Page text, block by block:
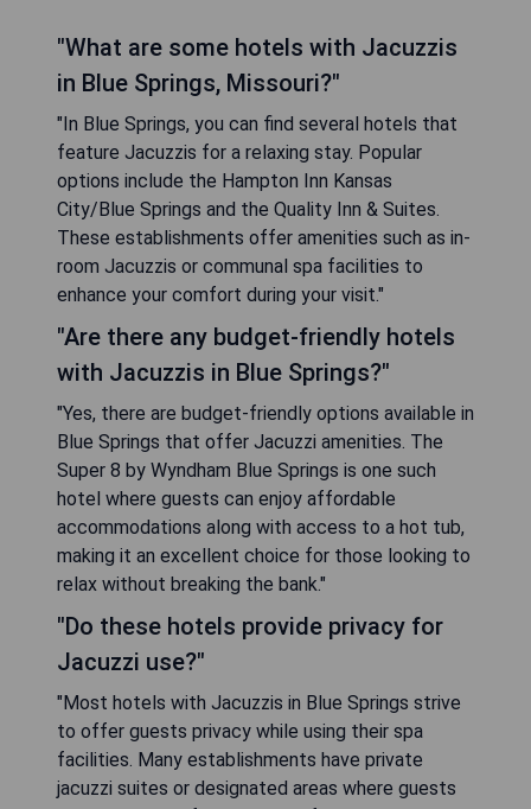
"What are some hotels with Jacuzzis
in Blue Springs, Missouri?"
"In Blue Springs, you can find several hotels that
feature Jacuzzis for a relaxing stay. Popular
options include the Hampton Inn Kansas
City/Blue Springs and the Quality Inn & Suites.
These establishments offer amenities such as in-
room Jacuzzis or communal spa facilities to
enhance your comfort during your visit."
"Are there any budget-friendly hotels
with Jacuzzis in Blue Springs?"
"Yes, there are budget-friendly options available in
Blue Springs that offer Jacuzzi amenities. The
Super 8 by Wyndham Blue Springs is one such
hotel where guests can enjoy affordable
accommodations along with access to a hot tub,
making it an excellent choice for those looking to
relax without breaking the bank."
"Do these hotels provide privacy for
Jacuzzi use?"
"Most hotels with Jacuzzis in Blue Springs strive
to offer guests privacy while using their spa
facilities. Many establishments have private
jacuzzi suites or designated areas where guests